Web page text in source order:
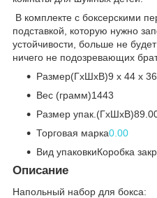
В комплекте с боксерскими
подставкой, которую нужно
устойчивости, больше не
ничего не подозревающих
Размер(ГхШхВ)9 x 44 x
Вес (грамм)1443
Размер
Торговая марка0.00
Вид упаковкиКоробка
Описание
Напольный набор для бокса: